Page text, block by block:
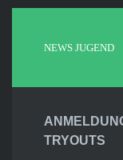
NEWS JUGEND
TRYOUTS